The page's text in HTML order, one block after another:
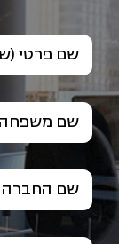
שם פרטי
שם
שם החברה